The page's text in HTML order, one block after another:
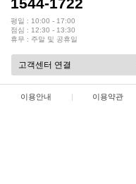
2019년 설 명절 배송지연 안내
평일 : 10:00 - 17:00
점심 : 12:30 - 13:30
휴무 : 주말 및 공휴일
고객센터 연결
이용안내 | 이용약관